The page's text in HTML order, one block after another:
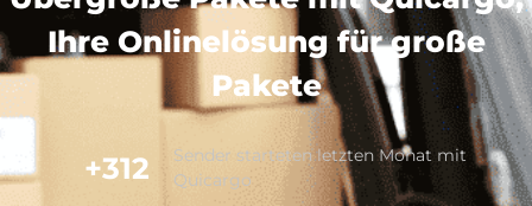
Ihre Onlinelösung für große
Pakete
+312
Sender starteten letzten Monat mit
Quicargo